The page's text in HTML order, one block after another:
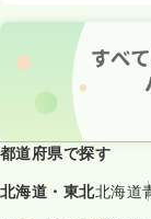
都道府県で探す
北海道・東北北海道